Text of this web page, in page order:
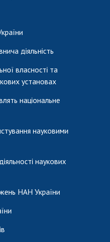
діяльність
власності та
установах
національне
науковими
наукових
НАН України